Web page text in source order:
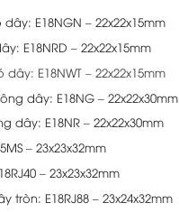
E18NGN – 22x22x15mm
E18NRD – 22x22x15mm
E18NWT – 22x22x15mm
dây: E18NG – 22x22x30mm
dây: E18NR – 22x22x30mm
– 23x23x32mm
– 23x23x32mm
E18RJ88 – 23x24x32mm